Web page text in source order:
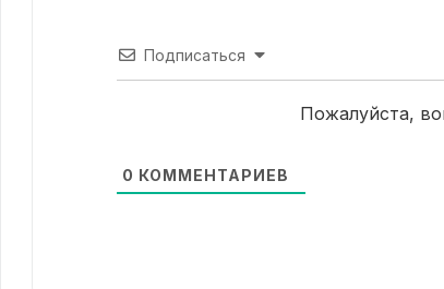
Подписаться
Пожалуйста,
0 КОММЕНТАРИЕВ